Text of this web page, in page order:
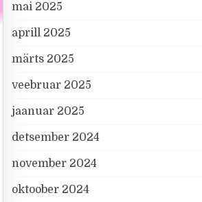
mai 2025
aprill 2025
märts 2025
veebruar 2025
jaanuar 2025
detsember 2024
november 2024
oktoober 2024